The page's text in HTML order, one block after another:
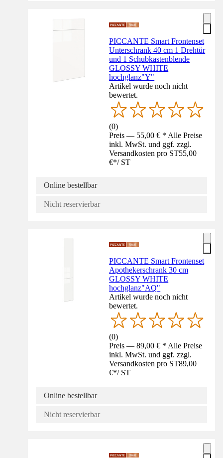
PICCANTE Smart Frontenset
Unterschrank 40 cm 1 Drehtür
und 1 Schubkastenblende
GLOSSY WHITE
hochglanz"Y"
Artikel wurde noch nicht
bewertet.
(0)
Preis — 55,00 € * Alle Preise
inkl. MwSt. und ggf. zzgl.
Versandkosten pro ST55,00
€*/ ST
Online bestellbar
Nicht reservierbar
PICCANTE Smart Frontenset
Apothekerschrank 30 cm
GLOSSY WHITE
hochglanz"AQ"
Artikel wurde noch nicht
bewertet.
(0)
Preis — 89,00 € * Alle Preise
inkl. MwSt. und ggf. zzgl.
Versandkosten pro ST89,00
€*/ ST
Online bestellbar
Nicht reservierbar